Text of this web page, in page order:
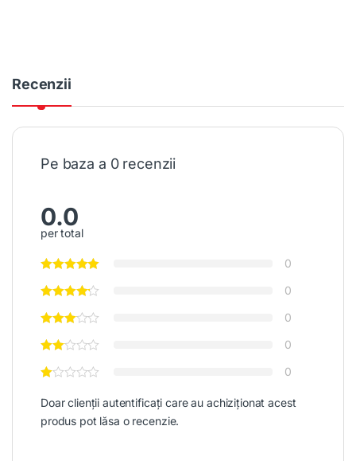
Recenzii
Pe baza a 0 recenzii
0.0
per total
0
0
0
0
0
Doar clienții autentificați care au achiziționat acest
produs pot lăsa o recenzie.